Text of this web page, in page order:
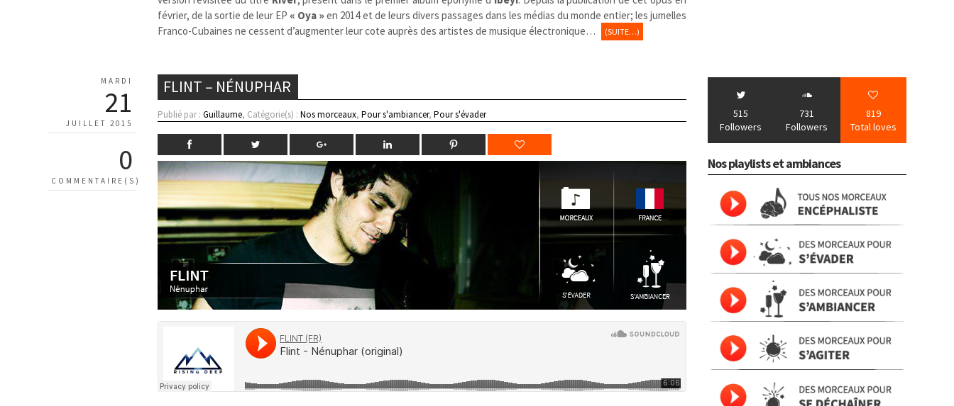
février, de la sortie de leur EP « Oya » en 2014 et de leurs divers passages dans les médias du monde entier; les jumelles
Franco-Cubaines ne cessent d’augmenter leur cote auprès des artistes de musique électronique…
(SUITE…)
MARDI
21
JUILLET 2015
0
COMMENTAIRE(S)
FLINT – NÉNUPHAR
Publié par :Guillaume, Catégorie(s) :Nos morceaux,Pour s'ambiancer,Pour s'évader
515
Followers
731
Followers
819
Total loves
Nos playlists et ambiances